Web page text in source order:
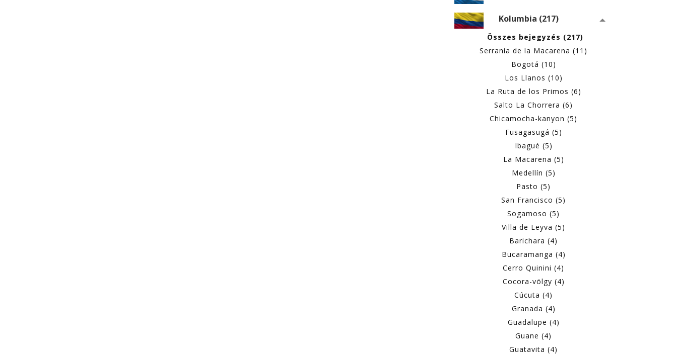
Kolumbia (217)
Összes bejegyzés (217)
Serranía de la Macarena (11)
Bogotá (10)
Los Llanos (10)
La Ruta de los Primos (6)
Salto La Chorrera (6)
Chicamocha-kanyon (5)
Fusagasugá (5)
Ibagué (5)
La Macarena (5)
Medellín (5)
Pasto (5)
San Francisco (5)
Sogamoso (5)
Villa de Leyva (5)
Barichara (4)
Bucaramanga (4)
Cerro Quinini (4)
Cocora-völgy (4)
Cúcuta (4)
Granada (4)
Guadalupe (4)
Guane (4)
Guatavita (4)